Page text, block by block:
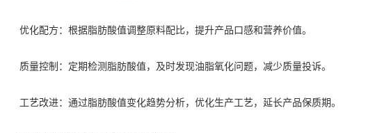
优化配方：根据脂肪酸值调整原料配比，提升产品口感和营养价值。
质量控制：定期检测脂肪酸值，及时发现油脂氧化问题，减少质量投诉。
工艺改进：通过脂肪酸值变化趋势分析，优化生产工艺，延长产品保质期。